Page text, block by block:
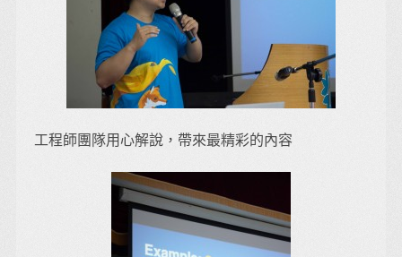
工程師團隊用心解說，帶來最精彩的內容